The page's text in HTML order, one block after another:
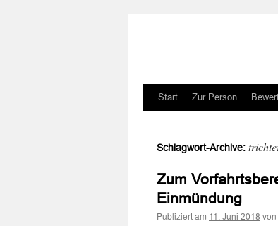
Zum
springen
Start Zur Person
Schlagwort-Archive:
Zum
Einmündung
Publiziert am 11. Juni 2018 von